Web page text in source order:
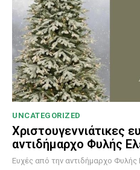
UNCATEGORIZED
Χριστουγεννιάτικες
αντιδήμαρχο Φυλής